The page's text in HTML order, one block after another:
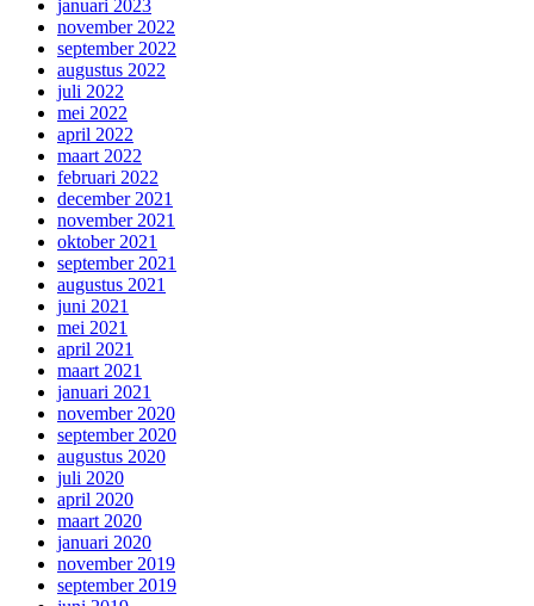
januari 2023
november 2022
september 2022
augustus 2022
juli 2022
mei 2022
april 2022
maart 2022
februari 2022
december 2021
november 2021
oktober 2021
september 2021
augustus 2021
juni 2021
mei 2021
april 2021
maart 2021
januari 2021
november 2020
september 2020
augustus 2020
juli 2020
april 2020
maart 2020
januari 2020
november 2019
september 2019